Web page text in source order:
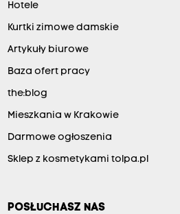
Hotele
Kurtki zimowe damskie
Artykuły biurowe
Baza ofert pracy
the:blog
Mieszkania w Krakowie
Darmowe ogłoszenia
Sklep z kosmetykami tolpa.pl
POSŁUCHASZ NAS